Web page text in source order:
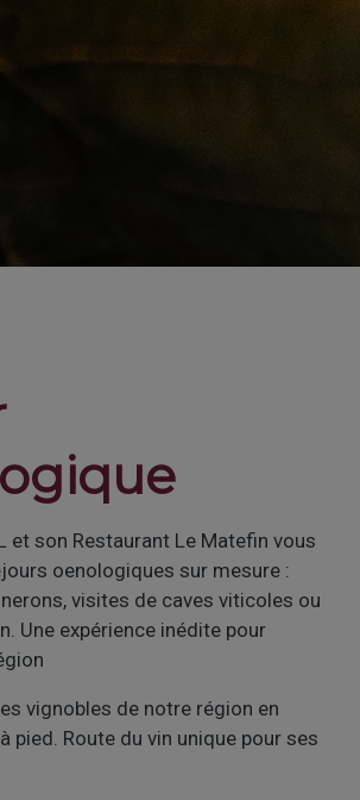
et son Restaurant Le Matefin vous
oenologiques sur mesure :
visites de caves viticoles ou
Une expérience inédite pour
vignobles de notre région en
pied. Route du vin unique pour ses